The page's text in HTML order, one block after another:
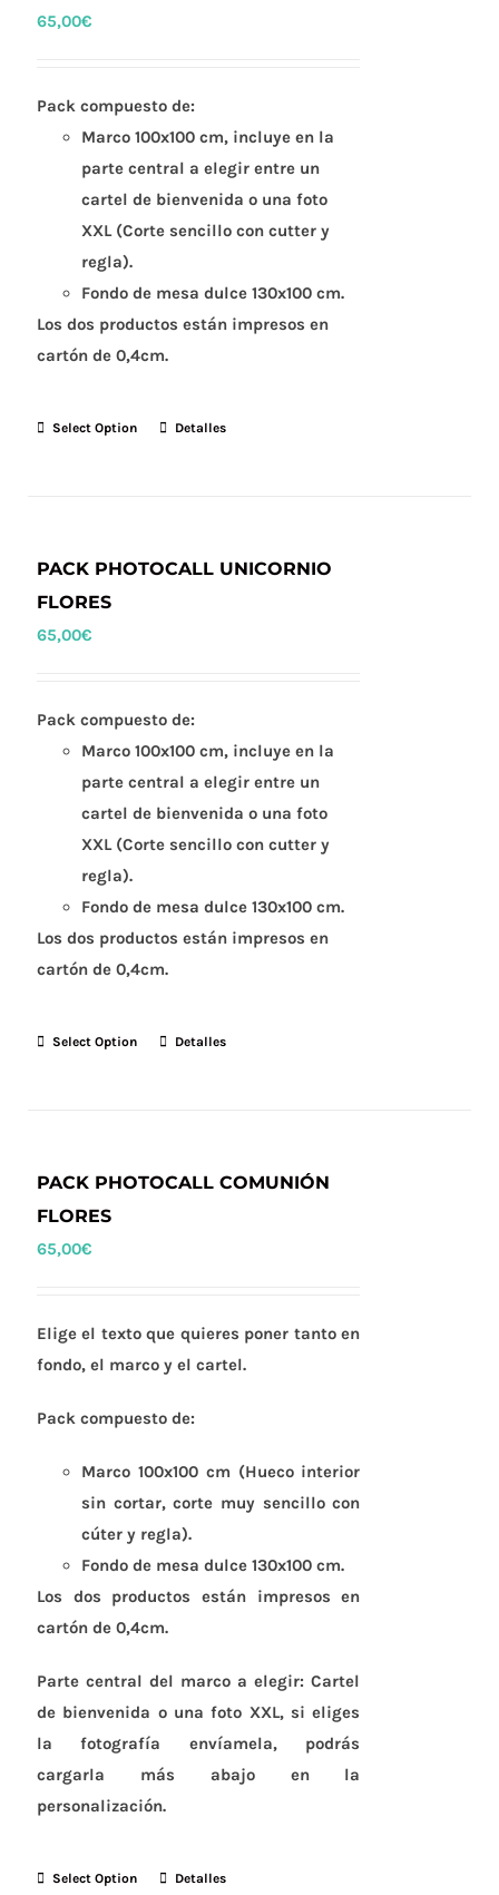
65,00€
Pack compuesto de:
Marco 100x100 cm, incluye en la
parte central a elegir entre un
cartel de bienvenida o una foto
XXL (Corte sencillo con cutter y
regla).
Fondo de mesa dulce 130x100 cm.
Los dos productos están impresos en
cartón de 0,4cm.
Select Option Detalles
PACK PHOTOCALL UNICORNIO
FLORES
65,00€
Pack compuesto de:
Marco 100x100 cm, incluye en la
parte central a elegir entre un
cartel de bienvenida o una foto
XXL (Corte sencillo con cutter y
regla).
Fondo de mesa dulce 130x100 cm.
Los dos productos están impresos en
cartón de 0,4cm.
Select Option Detalles
PACK PHOTOCALL COMUNIÓN
FLORES
65,00€
Elige el texto que quieres poner tanto en
fondo, el marco y el cartel.
Pack compuesto de:
Marco 100x100 cm (Hueco interior
sin cortar, corte muy sencillo con
cúter y regla).
Fondo de mesa dulce 130x100 cm.
Los dos productos están impresos en
cartón de 0,4cm.
Parte central del marco a elegir: Cartel
de bienvenida o una foto XXL, si eliges
la fotografía envíamela, podrás
cargarla más abajo en la
personalización.
Select Option Detalles